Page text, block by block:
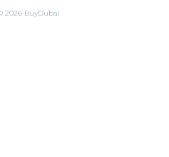
2026 BuyDubai